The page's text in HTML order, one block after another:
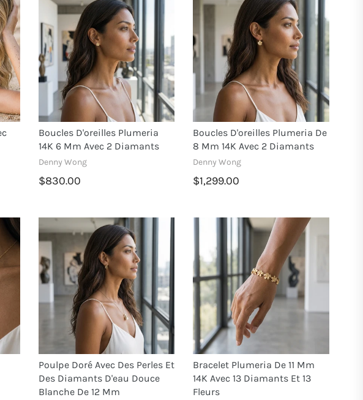
Boucles D'oreilles Plumeria
14K 6 Mm Avec 2 Diamants
Denny Wong
$830.00
Boucles D'oreilles Plumeria De
8 Mm 14K Avec 2 Diamants
Denny Wong
$1,299.00
Poulpe Doré Avec Des Perles Et
Des Diamants D'eau Douce
Blanche De 12 Mm
Bracelet Plumeria De 11 Mm
14K Avec 13 Diamants Et 13
Fleurs